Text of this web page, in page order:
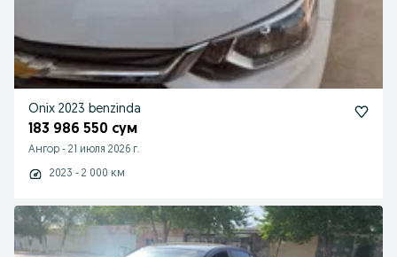
Onix 2023 benzinda
183 986 550 сум
Ангор - 21 июля 2026 г.
2023 - 2 000 км